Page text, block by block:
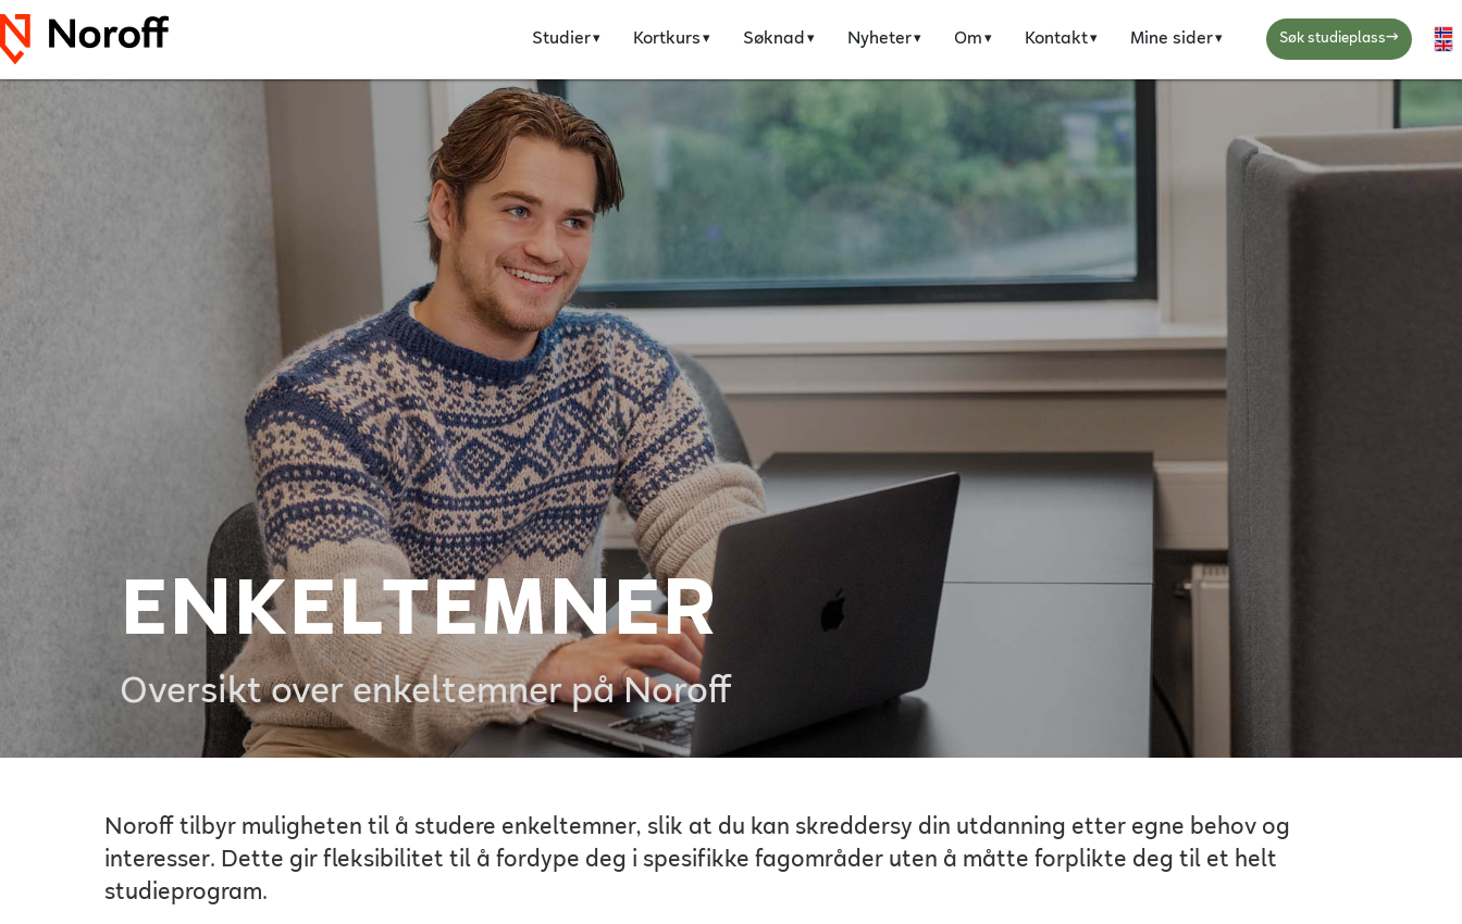
Studier Kortkurs Søknad Nyheter Om Kontakt Mine sider Søk studieplass→
ENKELTEMNER
Oversikt over enkeltemner på Noroff
Noroff tilbyr muligheten til å studere enkeltemner, slik at du kan skreddersy din utdanning etter egne behov og
interesser. Dette gir fleksibilitet til å fordype deg i spesifikke fagområder uten å måtte forplikte deg til et helt
studieprogram.